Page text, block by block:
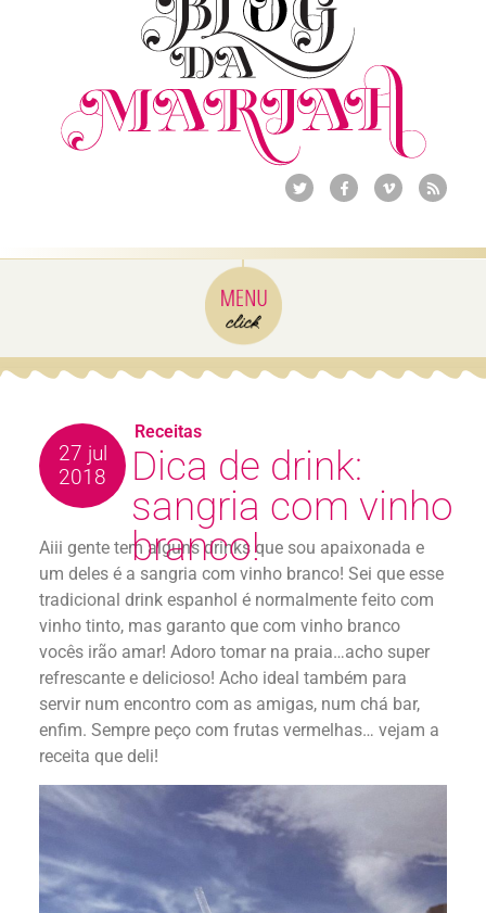
27 jul
2018
Dica de drink:
sangria com vinho
branco!
Aiii gente tem alguns drinks que sou apaixonada e
um deles é a sangria com vinho branco! Sei que esse
tradicional drink espanhol é normalmente feito com
vinho tinto, mas garanto que com vinho branco
vocês irão amar! Adoro tomar na praia…acho super
refrescante e delicioso! Acho ideal também para
servir num encontro com as amigas, num chá bar,
enfim. Sempre peço com frutas vermelhas… vejam a
receita que deli!
Receitas